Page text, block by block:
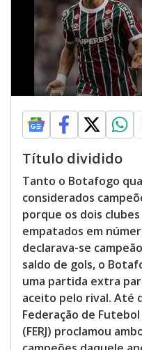
Título dividido
Tanto o Botafogo
considerados
porque os dois
empatados em
declarava-se
saldo de gols, o
uma partida extra
aceito pelo rival. Até
Federação de
(FERJ) proclamou